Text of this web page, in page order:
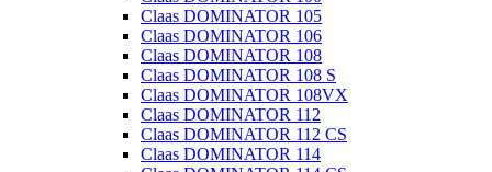
Claas DOMINATOR 105
Claas DOMINATOR 106
Claas DOMINATOR 108
Claas DOMINATOR 108 S
Claas DOMINATOR 108VX
Claas DOMINATOR 112
Claas DOMINATOR 112 CS
Claas DOMINATOR 114